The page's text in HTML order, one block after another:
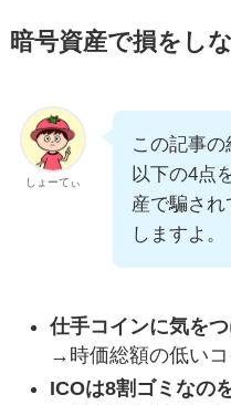
暗号資産で損をし
しょーてぃ
この記事の
以下の4点
産で騙さ
しますよ。
仕手コインに気をつ
→時価総額の低い
ICOは8割ゴミなの